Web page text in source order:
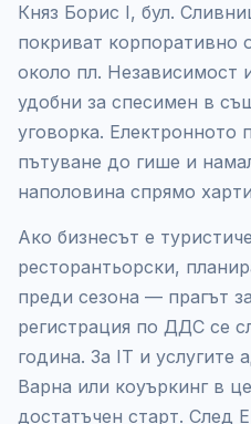
Княз Борис I, бул.
покриват корпоративно
около пл. Независимост
удобни за спесимен в
уговорка. Електронното
пътуване до гише и
наполовина спрямо
Ако бизнесът е
ресторантьорски,
преди сезона — прагът
регистрация по ДДС се
година. За IT и услугите
Варна или коуъркинг в
достатъчен старт. След